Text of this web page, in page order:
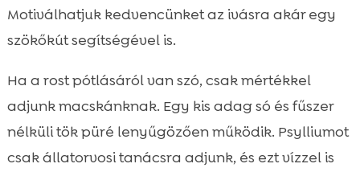
Motiválhatjuk kedvencünket az ivásra akár egy
szökőkút segítségével is.
Ha a rost pótlásáról van szó, csak mértékkel
adjunk macskánknak. Egy kis adag só és fűszer
nélküli tök püré lenyűgözően működik. Psylliumot
csak állatorvosi tanácsra adjunk, és ezt vízzel is